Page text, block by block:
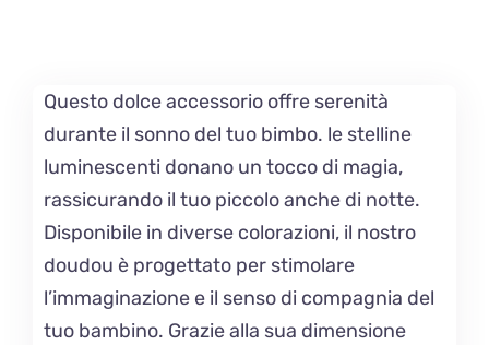
Questo dolce accessorio offre serenità
durante il sonno del tuo bimbo. le stelline
luminescenti donano un tocco di magia,
rassicurando il tuo piccolo anche di notte.
Disponibile in diverse colorazioni, il nostro
doudou è progettato per stimolare
l’immaginazione e il senso di compagnia del
tuo bambino. Grazie alla sua dimensione